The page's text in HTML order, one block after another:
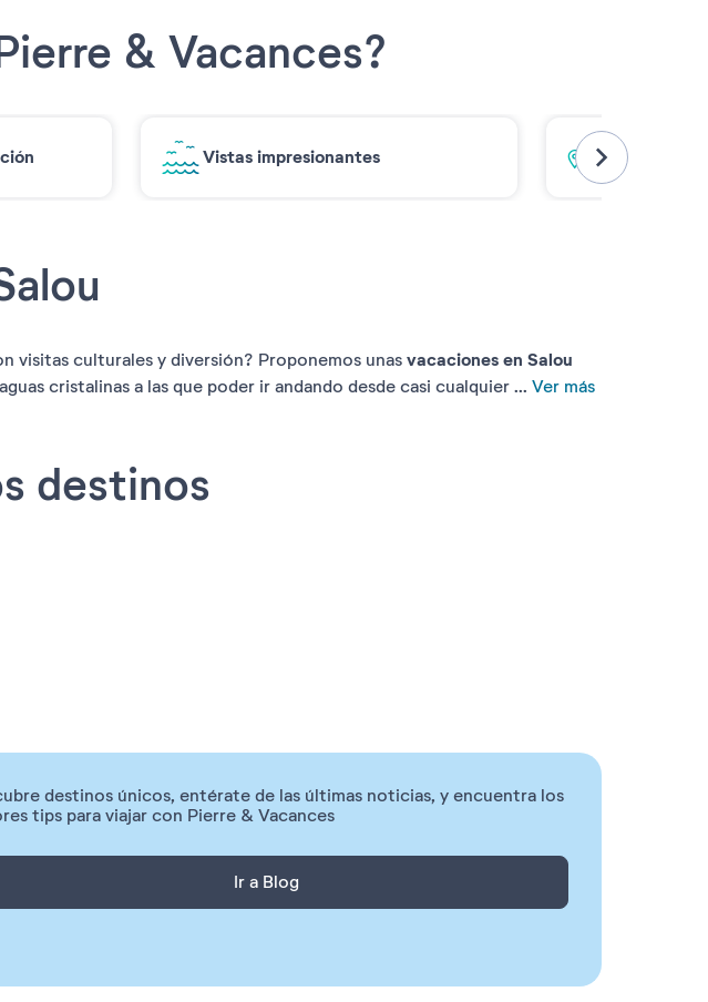
visitas culturales y diversión? Proponemos unas vacaciones en Salou
cristalinas a las que poder ir andando desde casi cualquier ... Ver más
& Vacances?
Vistas impresionantes En el
destinos
destinos únicos, entérate de las últimas noticias, y encuentra los
tips para viajar con Pierre & Vacances
Ir a Blog